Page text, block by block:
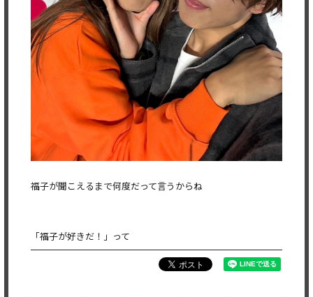
福子が聞こえるまで何度だって言うからね
「福子が好きだ！」って